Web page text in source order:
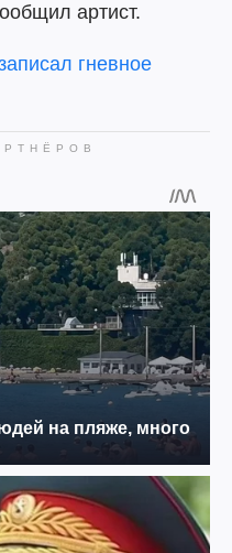
артист.
гневное